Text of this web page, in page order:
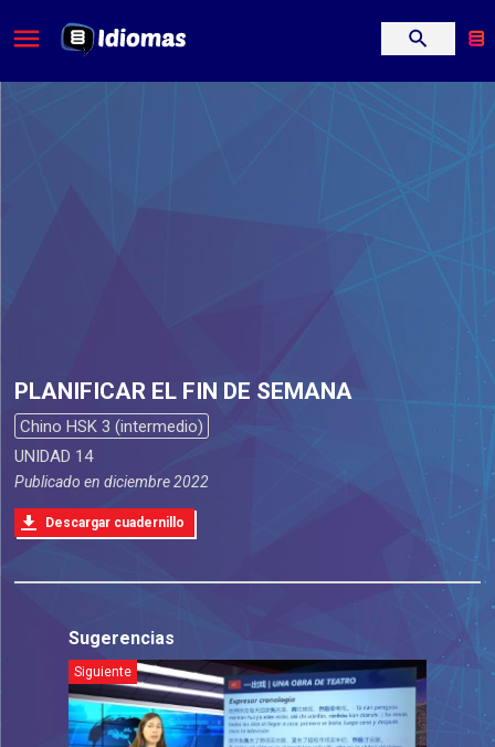
PLANIFICAR EL FIN DE SEMANA
Chino HSK 3 (intermedio)
UNIDAD 14
Publicado endiciembre 2022
Descargar cuadernillo
Sugerencias
Siguiente